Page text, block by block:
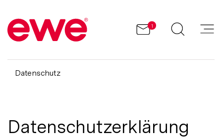
1
Datenschutz
Datenschutzerklärung